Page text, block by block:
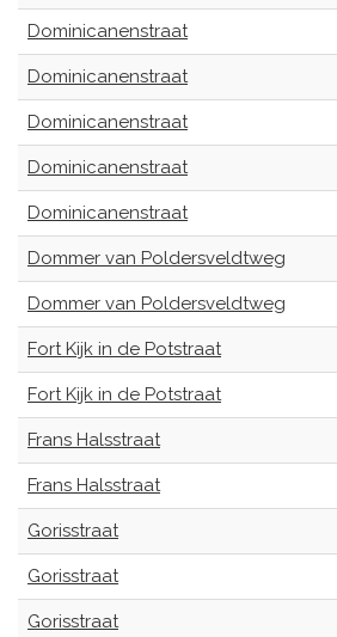
Dominicanenstraat
Dominicanenstraat
Dominicanenstraat
Dominicanenstraat
Dominicanenstraat
Dommer van Poldersveldtweg
Dommer van Poldersveldtweg
Fort Kijk in de Potstraat
Fort Kijk in de Potstraat
Frans Halsstraat
Frans Halsstraat
Gorisstraat
Gorisstraat
Gorisstraat